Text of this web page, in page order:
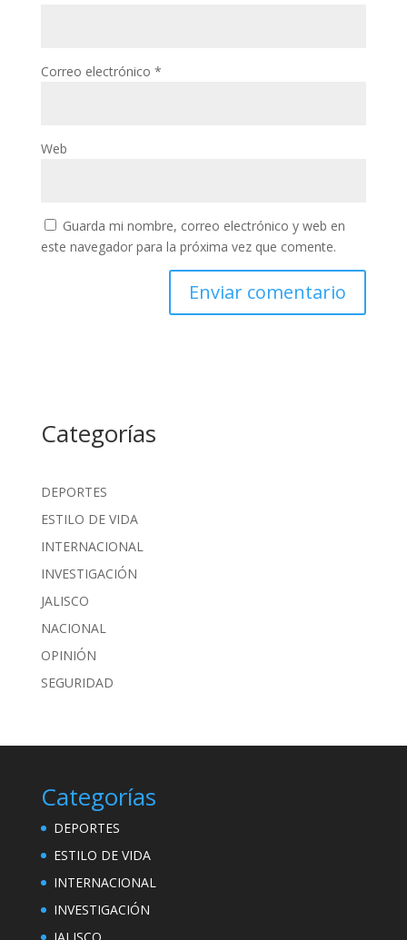
Correo electrónico *
Web
Guarda mi nombre, correo electrónico y web en
este navegador para la próxima vez que comente.
Categorías
DEPORTES
ESTILO DE VIDA
INTERNACIONAL
INVESTIGACIÓN
JALISCO
NACIONAL
OPINIÓN
SEGURIDAD
Categorías
DEPORTES
ESTILO DE VIDA
INTERNACIONAL
INVESTIGACIÓN